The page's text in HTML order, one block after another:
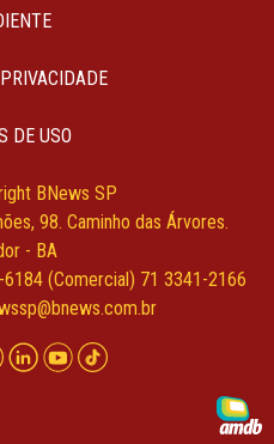
DE USO
BNews SP
98. Caminho das Árvores.
- BA
(Comercial) 71 3341-2166